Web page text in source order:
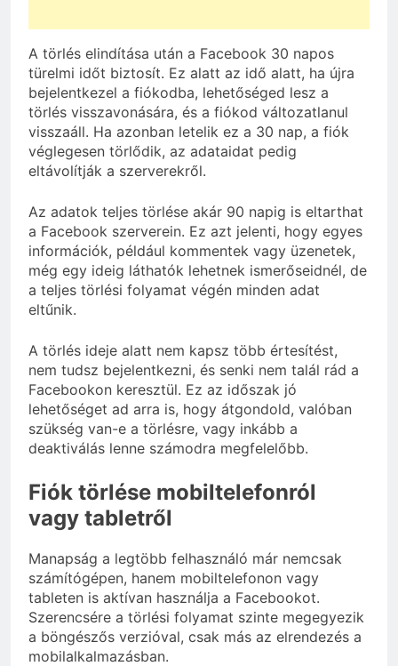
A törlés elindítása után a Facebook 30 napos
türelmi időt biztosít. Ez alatt az idő alatt, ha újra
bejelentkezel a fiókodba, lehetőséged lesz a
törlés visszavonására, és a fiókod változatlanul
visszaáll. Ha azonban letelik ez a 30 nap, a fiók
véglegesen törlődik, az adataidat pedig
eltávolítják a szerverekről.
Az adatok teljes törlése akár 90 napig is eltarthat
a Facebook szerverein. Ez azt jelenti, hogy egyes
információk, például kommentek vagy üzenetek,
még egy ideig láthatók lehetnek ismerőseidnél, de
a teljes törlési folyamat végén minden adat
eltűnik.
A törlés ideje alatt nem kapsz több értesítést,
nem tudsz bejelentkezni, és senki nem talál rád a
Facebookon keresztül. Ez az időszak jó
lehetőséget ad arra is, hogy átgondold, valóban
szükség van-e a törlésre, vagy inkább a
deaktiválás lenne számodra megfelelőbb.
Fiók törlése mobiltelefonról
vagy tabletről
Manapság a legtöbb felhasználó már nemcsak
számítógépen, hanem mobiltelefonon vagy
tableten is aktívan használja a Facebookot.
Szerencsére a törlési folyamat szinte megegyezik
a böngészős verzióval, csak más az elrendezés a
mobilalkalmazásban.